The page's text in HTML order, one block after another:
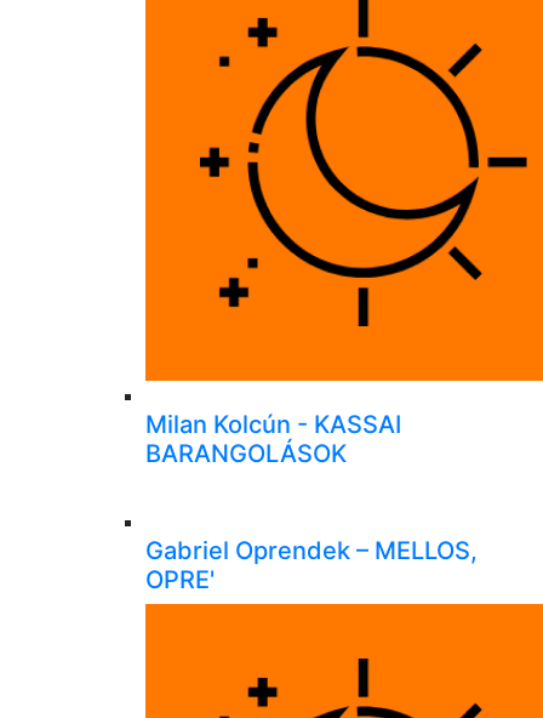
Milan Kolcún - KASSAI
BARANGOLÁSOK
Gabriel Oprendek – MELLOS,
OPRE'